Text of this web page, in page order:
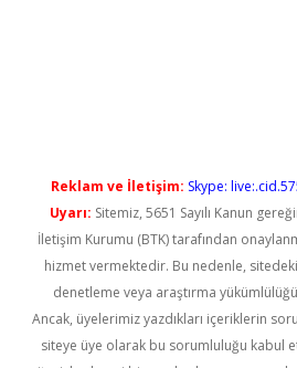
Reklam ve İletişim: Skype:
Uyarı: Sitemiz, 5651 Sayılı Kanun
İletişim Kurumu (BTK) tarafından
hizmet vermektedir. Bu nedenle,
denetleme veya araştırma
Ancak, üyelerimiz yazdıkları içeriklerin
siteye üye olarak bu sorumluluğu kabul